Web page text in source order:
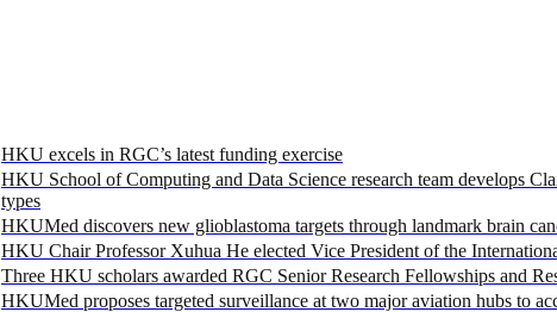
HKU excels in RGC’s latest funding exercise
HKU School of Computing and Data Science research team develops
types
HKUMed discovers new glioblastoma targets through landmark brain
HKU Chair Professor Xuhua He elected Vice President of the
Three HKU scholars awarded RGC Senior Research Fellowships and
HKUMed proposes targeted surveillance at two major aviation hubs to